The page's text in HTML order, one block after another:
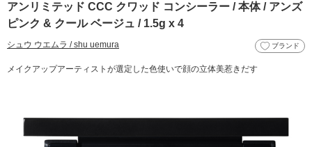
アンリミテッド CCC クワッド コンシーラー / 本体 / アンズ
ピンク & クール ベージュ / 1.5g x 4
シュウ ウエムラ / shu uemura ブランド
メイクアップアーティストが選定した色使いで顔の立体美惹きだす